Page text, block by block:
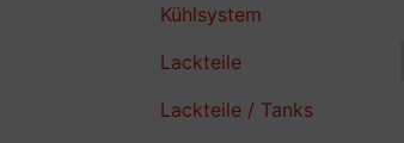
Kühlsystem
Lackteile
Lackteile / Tanks